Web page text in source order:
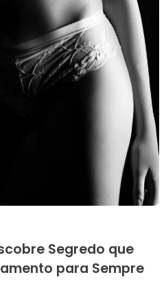
Segredo que
para Sempre